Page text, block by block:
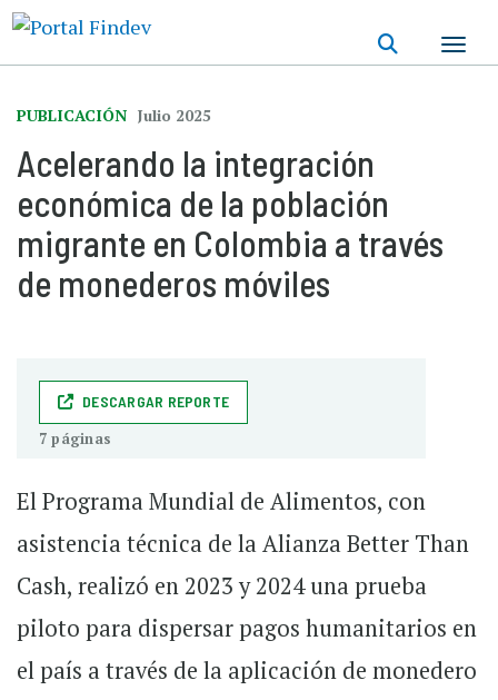
PUBLICACIÓN Julio 2025
Acelerando la integración
económica de la población
migrante en Colombia a través
de monederos móviles
DESCARGAR REPORTE
7 páginas
El Programa Mundial de Alimentos, con
asistencia técnica de la Alianza Better Than
Cash, realizó en 2023 y 2024 una prueba
piloto para dispersar pagos humanitarios en
el país a través de la aplicación de monedero